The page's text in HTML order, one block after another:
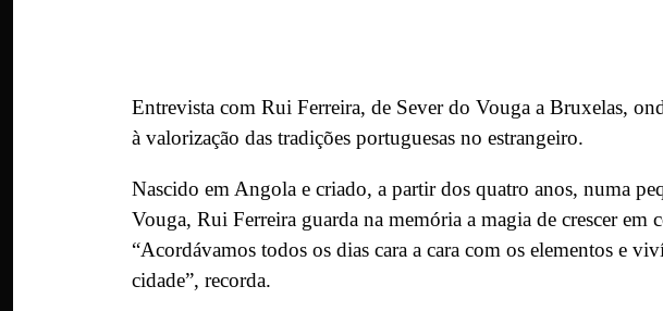
Entrevista com Rui Ferreira, de Sever do Vouga a Bruxelas,
à valorização das tradições portuguesas no estrangeiro.
Nascido em Angola e criado, a partir dos quatro anos, numa
Vouga, Rui Ferreira guarda na memória a magia de crescer em
“Acordávamos todos os dias cara a cara com os elementos e
cidade”, recorda.